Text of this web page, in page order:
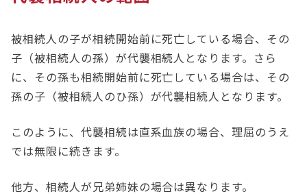
被相続人の子が相続開始前に死亡している場合、その
子（被相続人の孫）が代襲相続人となります。さら
に、その孫も相続開始前に死亡している場合は、その
孫の子（被相続人のひ孫）が代襲相続人となります。
このように、代襲相続は直系血族の場合、理屈のうえ
では無限に続きます。
他方、相続人が兄弟姉妹の場合は異なります。